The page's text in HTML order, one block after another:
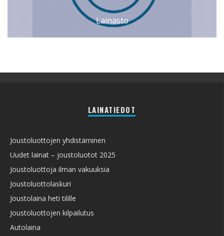
Lainasto
LAINATIEDOT
Joustoluottojen yhdistäminen
Uudet lainat – joustoluotot 2025
Joustoluottoja ilman vakuuksia
Joustoluottolaskuri
Joustolaina heti tilille
Joustoluottojen kilpailutus
Autolaina